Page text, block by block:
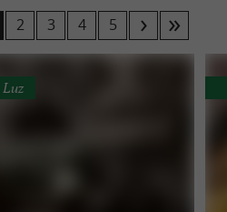
2 3 4 5
Luz